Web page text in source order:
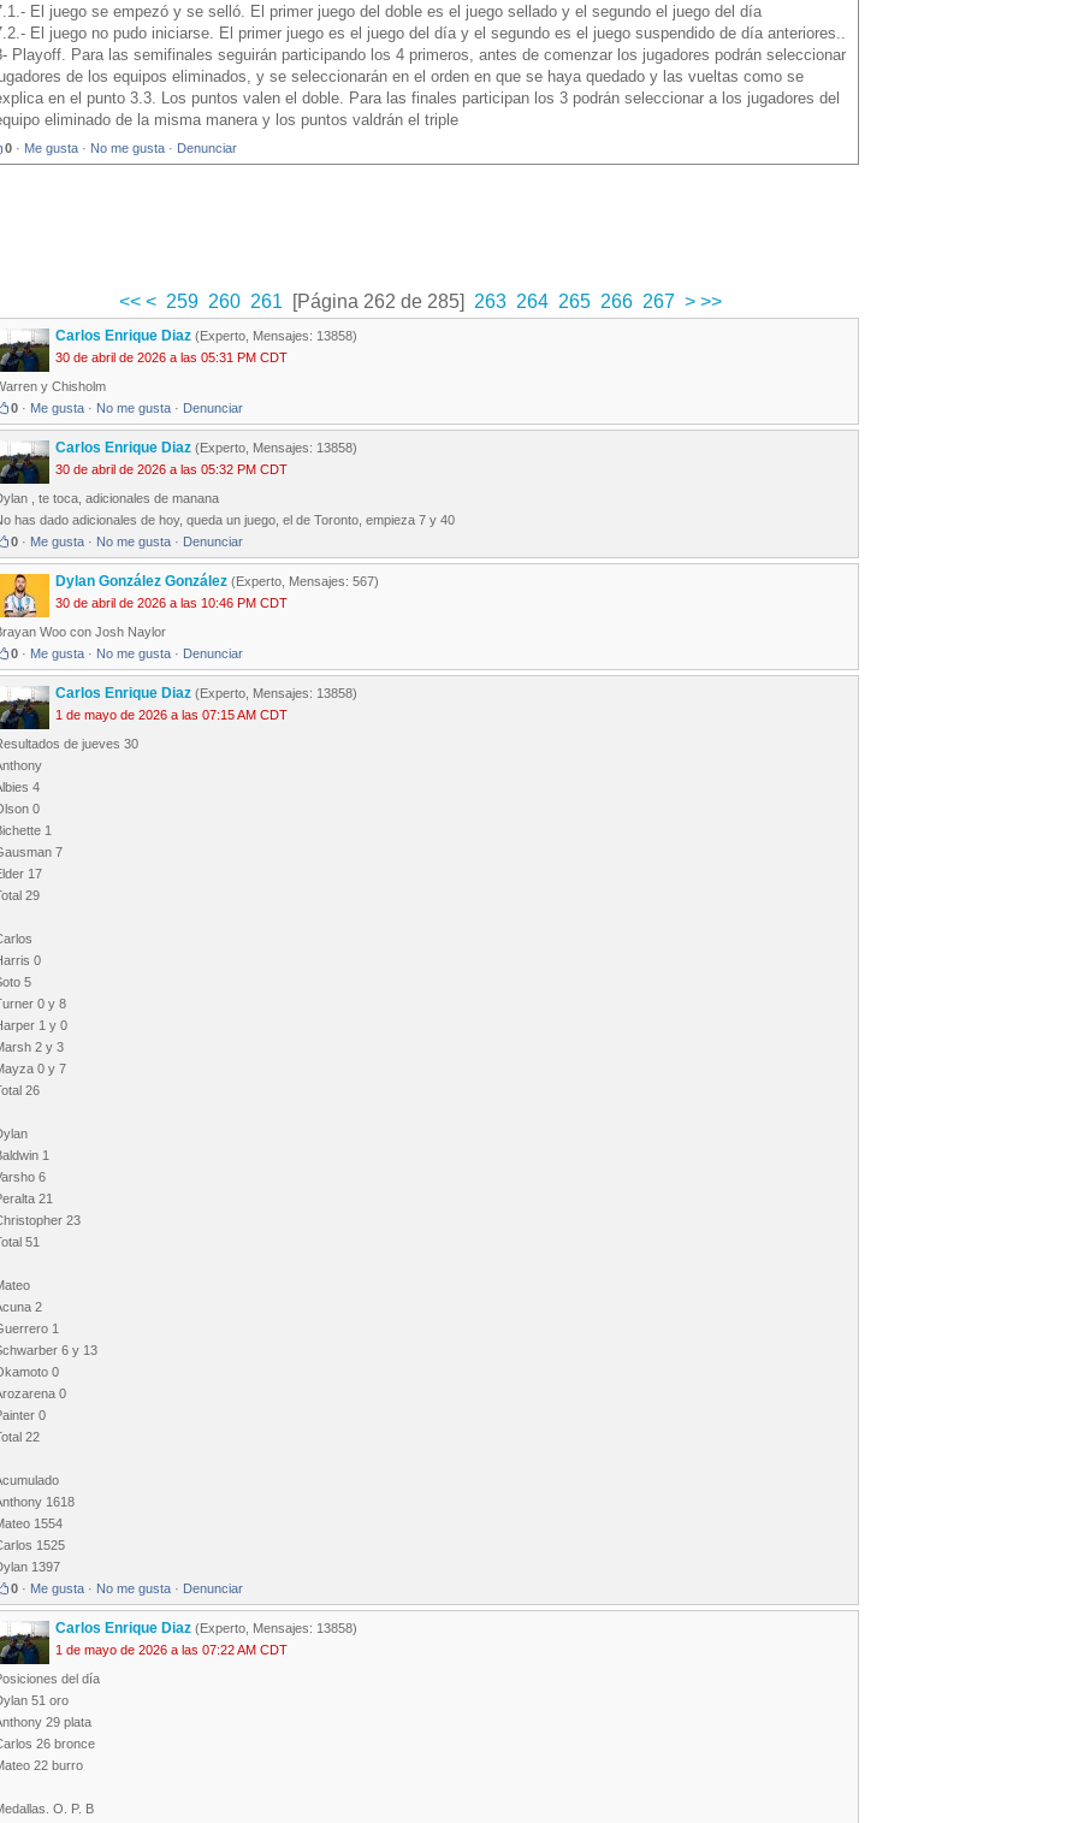
El juego se empezó y se selló. El primer juego del doble es el juego sellado y el segundo el juego del día
El juego no pudo iniciarse. El primer juego es el juego del día y el segundo es el juego suspendido de día anteriores..
Playoff. Para las semifinales seguirán participando los 4 primeros, antes de comenzar los jugadores podrán seleccionar
de los equipos eliminados, y se seleccionarán en el orden en que se haya quedado y las vueltas como se
en el punto 3.3. Los puntos valen el doble. Para las finales participan los 3 podrán seleccionar a los jugadores del
eliminado de la misma manera y los puntos valdrán el triple
0 · Me gusta · No me gusta · Denunciar
<< < 259 260 261 [Página 262 de 285] 263 264 265 266 267 >>>
Carlos Enrique Diaz (Experto, Mensajes: 13858)
30 de abril de 2026 a las 05:31 PM CDT
y Chisholm
0 · Me gusta · No me gusta · Denunciar
Carlos Enrique Diaz (Experto, Mensajes: 13858)
30 de abril de 2026 a las 05:32 PM CDT
, te toca, adicionales de manana
has dado adicionales de hoy, queda un juego, el de Toronto, empieza 7 y 40
0 · Me gusta · No me gusta · Denunciar
Dylan González González (Experto, Mensajes: 567)
30 de abril de 2026 a las 10:46 PM CDT
Woo con Josh Naylor
0 · Me gusta · No me gusta · Denunciar
Carlos Enrique Diaz (Experto, Mensajes: 13858)
1 de mayo de 2026 a las 07:15 AM CDT
de jueves 30
4
0
1
7
17
29
0
5
0 y 8
1 y 0
2 y 3
0 y 7
26
1
6
21
23
51
2
1
6 y 13
0
0
0
22
1618
1554
1525
1397
0 · Me gusta · No me gusta · Denunciar
Carlos Enrique Diaz (Experto, Mensajes: 13858)
1 de mayo de 2026 a las 07:22 AM CDT
del día
51 oro
29 plata
26 bronce
22 burro
O. P. B